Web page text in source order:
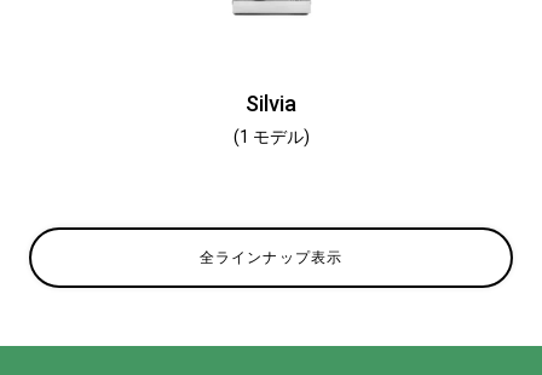
Silvia
(1 モデル)
全ラインナップ表示